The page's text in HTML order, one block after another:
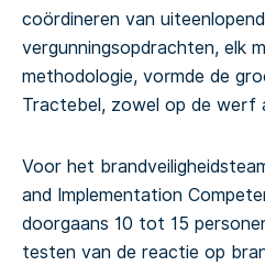
coördineren van
vergunningsopdrachten, elk
methodologie, vormde de
Tractebel, zowel op de werf
Voor het
and Implementation
doorgaans 10 tot 15
testen van de reactie op